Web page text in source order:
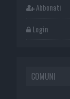
Abbonati
Login
COMUNI